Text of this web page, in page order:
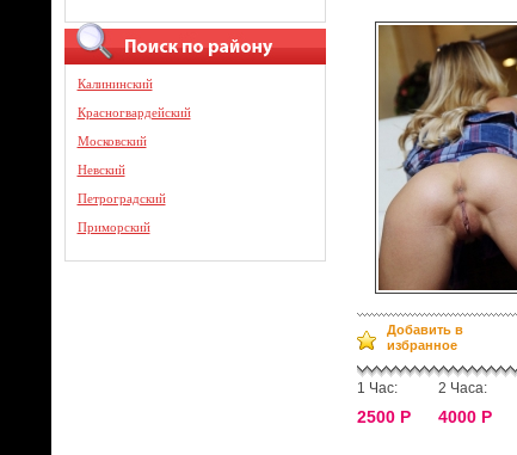
Калининский
Красногвардейский
Московский
Невский
Петроградский
Приморский
Добавить в
избранное
1 Час:
2500 Р
2 Часа:
4000 Р